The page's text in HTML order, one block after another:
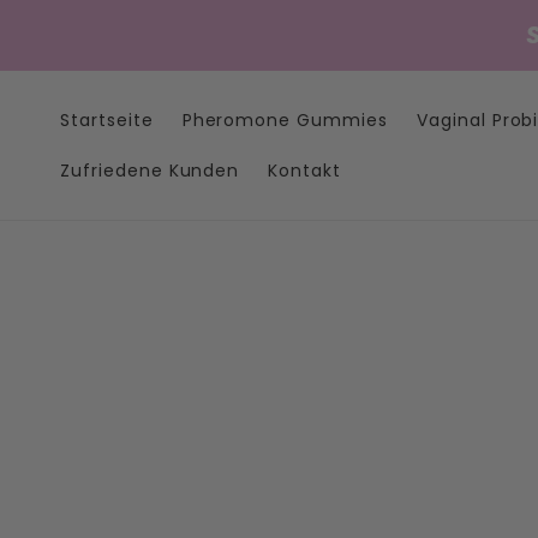
Startseite Pheromone Gummies Vaginal
Zufriedene Kunden Kontakt